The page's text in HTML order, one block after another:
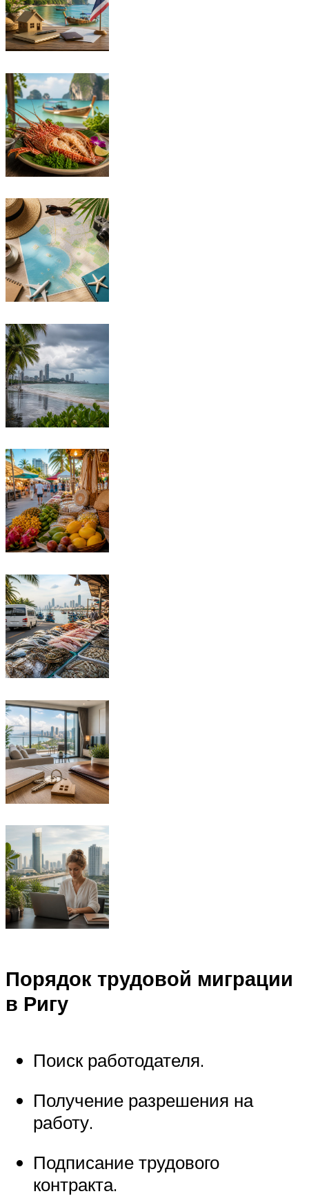
Порядок трудовой миграции
в Ригу
Поиск работодателя.
Получение разрешения на
работу.
Подписание трудового
контракта.